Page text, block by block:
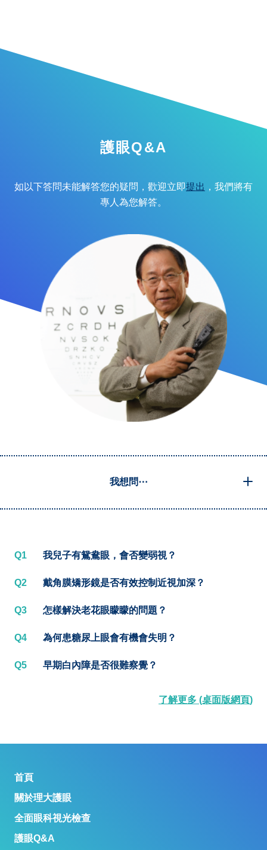
護眼Q&A
如以下答問未能解答您的疑問，歡迎立即提出 ，我們將有
專人為您解答。
我想問⋯
Q1 我兒子有鴛鴦眼，會否變弱視？
Q2 戴角膜矯形鏡是否有效控制近視加深？
Q3 怎樣解決老花眼矇矇的問題？
Q4 為何患糖尿上眼會有機會失明？
Q5 早期白內障是否很難察覺？
了解更多 (桌面版網頁)
首頁
關於理大護眼
全面眼科視光檢查
護眼Q&A